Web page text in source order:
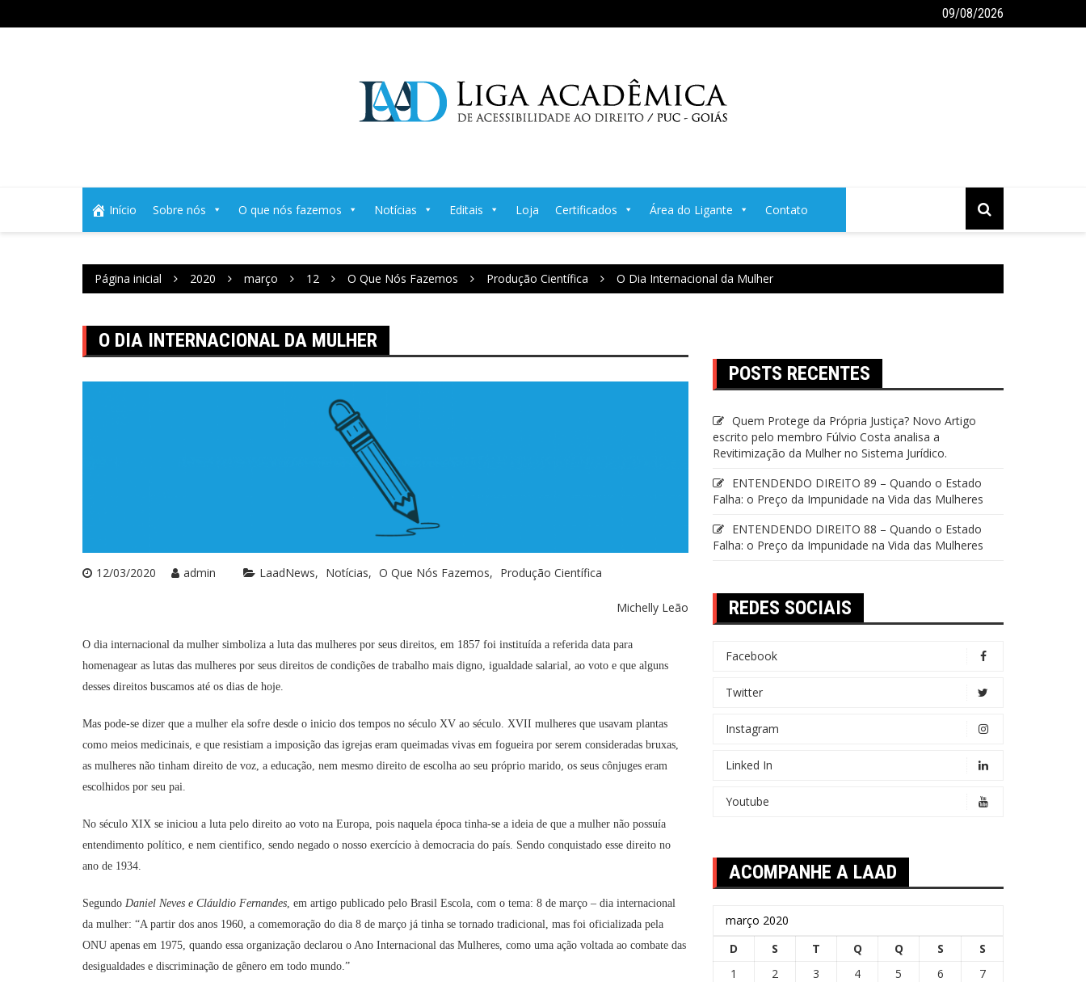
09/08/2026
Início Sobre nós O que nós fazemos Notícias Editais Loja Certificados Área do Ligante Contato
Página inicial 2020 março 12 O Que Nós Fazemos Produção Científica O Dia Internacional da Mulher
O DIA INTERNACIONAL DA MULHER
12/03/2020 admin LaadNews Notícias O Que Nós Fazemos Produção Científica
Michelly Leão
O dia internacional da mulher simboliza a luta das mulheres por seus direitos, em 1857 foi instituída a referida data para
homenagear as lutas das mulheres por seus direitos de condições de trabalho mais digno, igualdade salarial, ao voto e que alguns
desses direitos buscamos até os dias de hoje.
Mas pode-se dizer que a mulher ela sofre desde o inicio dos tempos no século XV ao século. XVII mulheres que usavam plantas
como meios medicinais, e que resistiam a imposição das igrejas eram queimadas vivas em fogueira por serem consideradas bruxas,
as mulheres não tinham direito de voz, a educação, nem mesmo direito de escolha ao seu próprio marido, os seus cônjuges eram
escolhidos por seu pai.
No século XIX se iniciou a luta pelo direito ao voto na Europa, pois naquela época tinha-se a ideia de que a mulher não possuía
entendimento político, e nem cientifico, sendo negado o nosso exercício à democracia do país. Sendo conquistado esse direito no
ano de 1934.
Segundo Daniel Neves e Cláuldio Fernandes, em artigo publicado pelo Brasil Escola, com o tema: 8 de março – dia internacional
da mulher: “A partir dos anos 1960, a comemoração do dia 8 de março já tinha se tornado tradicional, mas foi oficializada pela
ONU apenas em 1975, quando essa organização declarou o Ano Internacional das Mulheres, como uma ação voltada ao combate das
desigualdades e discriminação de gênero em todo mundo.”
POSTS RECENTES
Quem Protege da Própria Justiça? Novo Artigo
escrito pelo membro Fúlvio Costa analisa a
Revitimização da Mulher no Sistema Jurídico.
ENTENDENDO DIREITO 89 – Quando o Estado
Falha: o Preço da Impunidade na Vida das Mulheres
ENTENDENDO DIREITO 88 – Quando o Estado
Falha: o Preço da Impunidade na Vida das Mulheres
REDES SOCIAIS
Facebook
Twitter
Instagram
Linked In
Youtube
ACOMPANHE A LAAD
março 2020
D
S T Q Q S
S
1
2 3 4 5 6
7